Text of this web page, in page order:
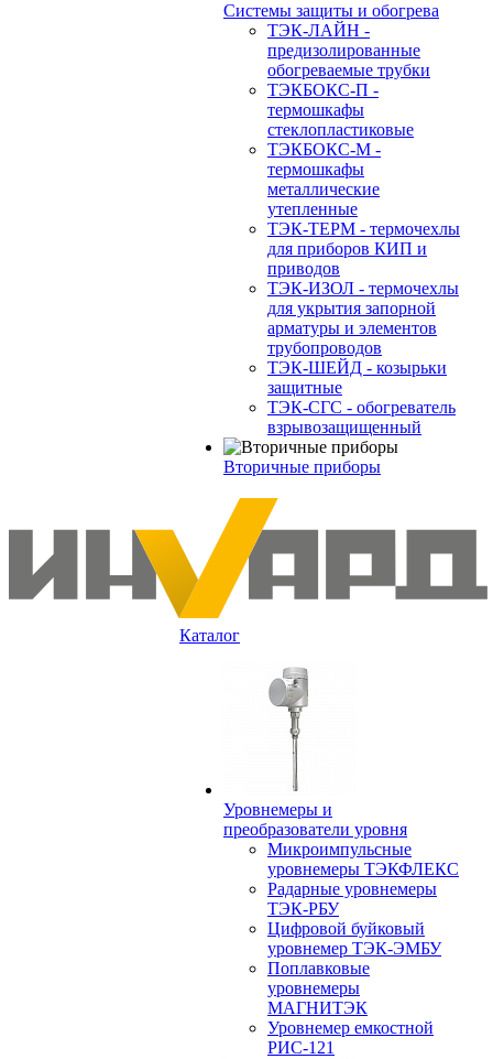
Системы защиты и обогрева
ТЭК-ЛАЙН -
предизолированные
обогреваемые трубки
ТЭКБОКС-П -
термошкафы
стеклопластиковые
ТЭКБОКС-М -
термошкафы
металлические
утепленные
ТЭК-ТЕРМ - термочехлы
для приборов КИП и
приводов
ТЭК-ИЗОЛ - термочехлы
для укрытия запорной
арматуры и элементов
трубопроводов
ТЭК-ШЕЙД - козырьки
защитные
ТЭК-СГС - обогреватель
взрывозащищенный
Вторичные приборы
Каталог
Уровнемеры и
преобразователи уровня
Микроимпульсные
уровнемеры ТЭКФЛЕКС
Радарные уровнемеры
ТЭК-РБУ
Цифровой буйковый
уровнемер ТЭК-ЭМБУ
Поплавковые
уровнемеры
МАГНИТЭК
Уровнемер емкостной
РИС-121